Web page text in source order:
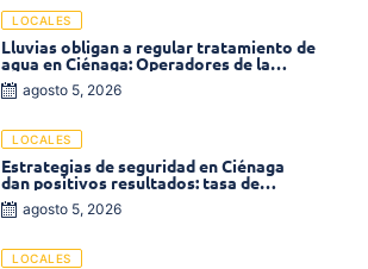
LOCALES
Lluvias obligan a regular tratamiento de
agua en Ciénaga: Operadores de la
Sierra anuncia baja presión en varios
sectores
agosto 5, 2026
LOCALES
Estrategias de seguridad en Ciénaga
dan positivos resultados: tasa de
homicidios disminuyó un 58% en 2026
agosto 5, 2026
LOCALES